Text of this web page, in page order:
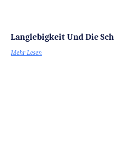
Langlebigkeit Und Die
Mehr Lesen